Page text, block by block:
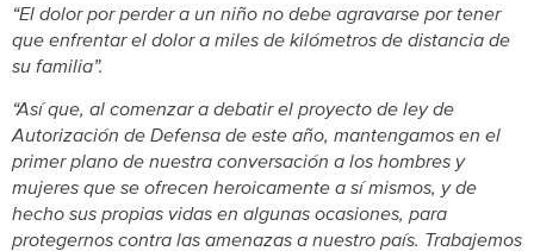
“El dolor por perder a un niño no debe agravarse por tener
que enfrentar el dolor a miles de kilómetros de distancia de
su familia”.
“Así que, al comenzar a debatir el proyecto de ley de
Autorización de Defensa de este año, mantengamos en el
primer plano de nuestra conversación a los hombres y
mujeres que se ofrecen heroicamente a sí mismos, y de
hecho sus propias vidas en algunas ocasiones, para
protegernos contra las amenazas a nuestro país. Trabajemos